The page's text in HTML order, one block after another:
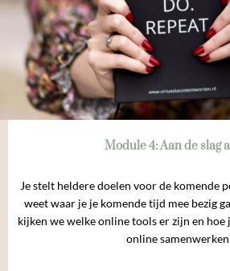
Module 4: Aan de slag
Je stelt heldere doelen voor de komende
weet waar je je komende tijd mee bezig
kijken we welke online tools er zijn en hoe
online